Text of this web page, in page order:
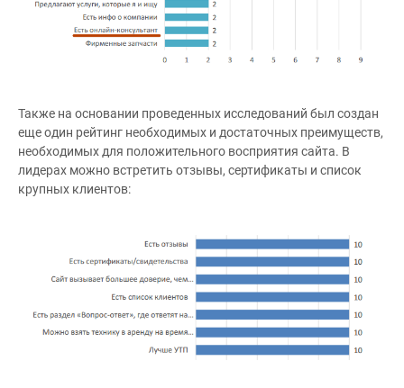
Также на основании проведенных исследований был создан
еще один рейтинг необходимых и достаточных преимуществ,
необходимых для положительного восприятия сайта. В
лидерах можно встретить отзывы, сертификаты и список
крупных клиентов: